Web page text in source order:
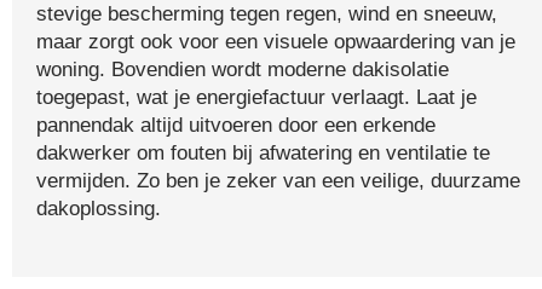
stevige bescherming tegen regen, wind en sneeuw,
maar zorgt ook voor een visuele opwaardering van je
woning. Bovendien wordt moderne dakisolatie
toegepast, wat je energiefactuur verlaagt. Laat je
pannendak altijd uitvoeren door een erkende
dakwerker om fouten bij afwatering en ventilatie te
vermijden. Zo ben je zeker van een veilige, duurzame
dakoplossing.